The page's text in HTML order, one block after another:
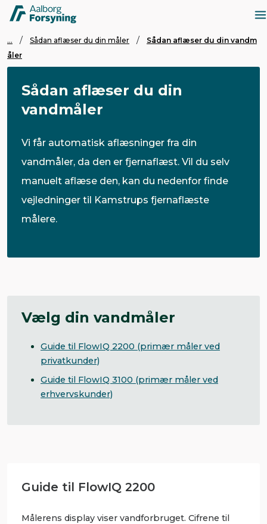
... Sådan aflæser du din måler
Sådan aflæser du din vandm
åler
Sådan aflæser du din
vandmåler
Vi får automatisk aflæsninger fra din
vandmåler, da den er fjernaflæst. Vil du selv
manuelt aflæse den, kan du nedenfor finde
vejledninger til Kamstrups fjernaflæste
målere.
Vælg din vandmåler
Guide til FlowIQ 2200 (primær måler ved
privatkunder)
Guide til FlowIQ 3100 (primær måler ved
erhvervskunder)
Guide til FlowIQ 2200
Målerens display viser vandforbruget. Cifrene til